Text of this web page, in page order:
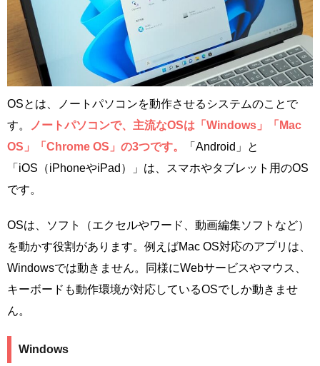
OSとは、ノートパソコンを動作させるシステムのことで
す。
ノートパソコンで、主流なOSは「Windows」「Mac
OS」「Chrome OS」の3つです。
「Android」と
「iOS（iPhoneやiPad）」は、スマホやタブレット用のOS
です。
OSは、ソフト（エクセルやワード、動画編集ソフトなど）
を動かす役割があります。例えばMac OS対応のアプリは、
Windowsでは動きません。同様にWebサービスやマウス、
キーボードも動作環境が対応しているOSでしか動きませ
ん。
Windows